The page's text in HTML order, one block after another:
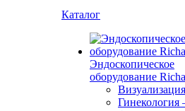
Каталог
Эндоскопическое
оборудование
Визуализация
Гинекология